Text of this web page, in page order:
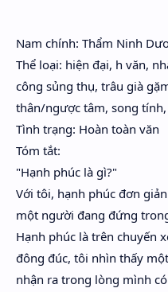
Hidden Menu
Hidden Menu
Nam chính: Thẩm Ninh
Thể loại: hiện đại, h văn,
công sủng thụ, trâu già
thân/ngược tâm, song
Tình trạng: Hoàn toàn văn
Tóm tắt:
"Hạnh phúc là gì?"
Với tôi, hạnh phúc đơn
một người đang đứng
Hạnh phúc là trên chuyến
đông đúc, tôi nhìn thấy
nhận ra trong lòng mình